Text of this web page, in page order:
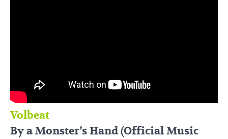
Volbeat
By a Monster’s Hand (Official Music